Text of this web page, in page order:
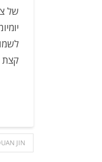
של
קצת
JIN